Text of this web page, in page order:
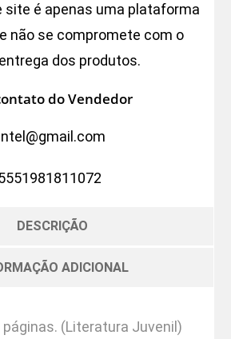
site é apenas uma plataforma
não se compromete com o
dos produtos.
do Vendedor
DESCRIÇÃO
ADICIONAL
páginas. (Literatura Juvenil)